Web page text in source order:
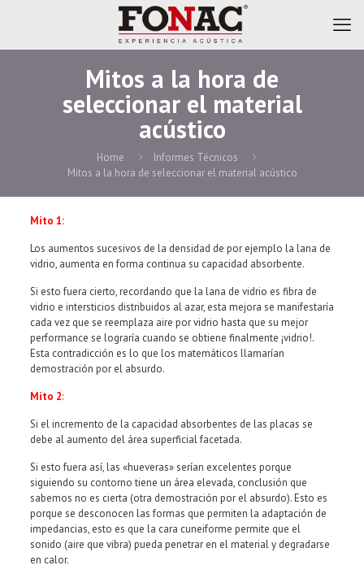
Mitos a la hora de
seleccionar el material
acústico
Home
Informes Técnicos
Mitos a la hora de seleccionar el material acústico
Mito 1:
Los aumentos sucesivos de la densidad de por ejemplo la lana de
vidrio, aumenta en forma continua su capacidad absorbente.
Si esto fuera cierto, recordando que la lana de vidrio es fibra de
vidrio e intersticios distribuidos al azar, esta mejora se manifestaría
cada vez que se reemplaza aire por vidrio hasta que su mejor
performance se lograría cuando se obtiene finalmente ¡vidrio!.
Esta contradicción es lo que los matemáticos llamarían
demostración por el absurdo.
Mito 2:
Si el incremento de la capacidad absorbentes de las placas se
debe al aumento del área superficial facetada.
Si esto fuera así, las «hueveras» serían excelentes porque
siguiendo su contorno tiene un área elevada, conclusión que
sabemos no es cierta (otra demostración por el absurdo). Esto es
porque se desconocen las formas que permiten la adaptación de
impedancias, esto es que la cara cuneiforme permite que el
sonido (aire que vibra) pueda penetrar en el material y degradarse
en calor.